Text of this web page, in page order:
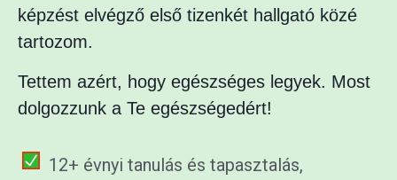
képzést elvégző első tizenkét hallgató közé
tartozom.
Tettem azért, hogy egészséges legyek. Most
dolgozzunk a Te egészségedért!
12+ évnyi tanulás és tapasztalás,